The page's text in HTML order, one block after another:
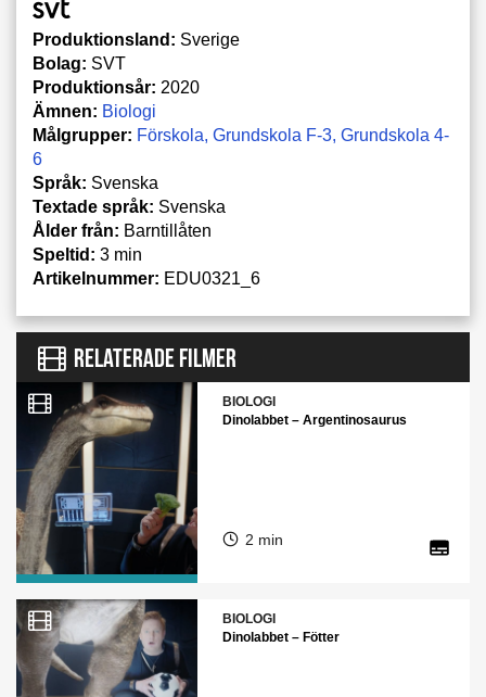
Produktionsland: Sverige
Bolag: SVT
Produktionsår: 2020
Ämnen: Biologi
Målgrupper: Förskola Grundskola F-3 Grundskola 4-
6
Språk: Svenska
Textade språk: Svenska
Ålder från: Barntillåten
Speltid: 3 min
Artikelnummer: EDU0321_6
RELATERADE FILMER
BIOLOGI
Dinolabbet – Argentinosaurus
2 min
BIOLOGI
Dinolabbet – Fötter